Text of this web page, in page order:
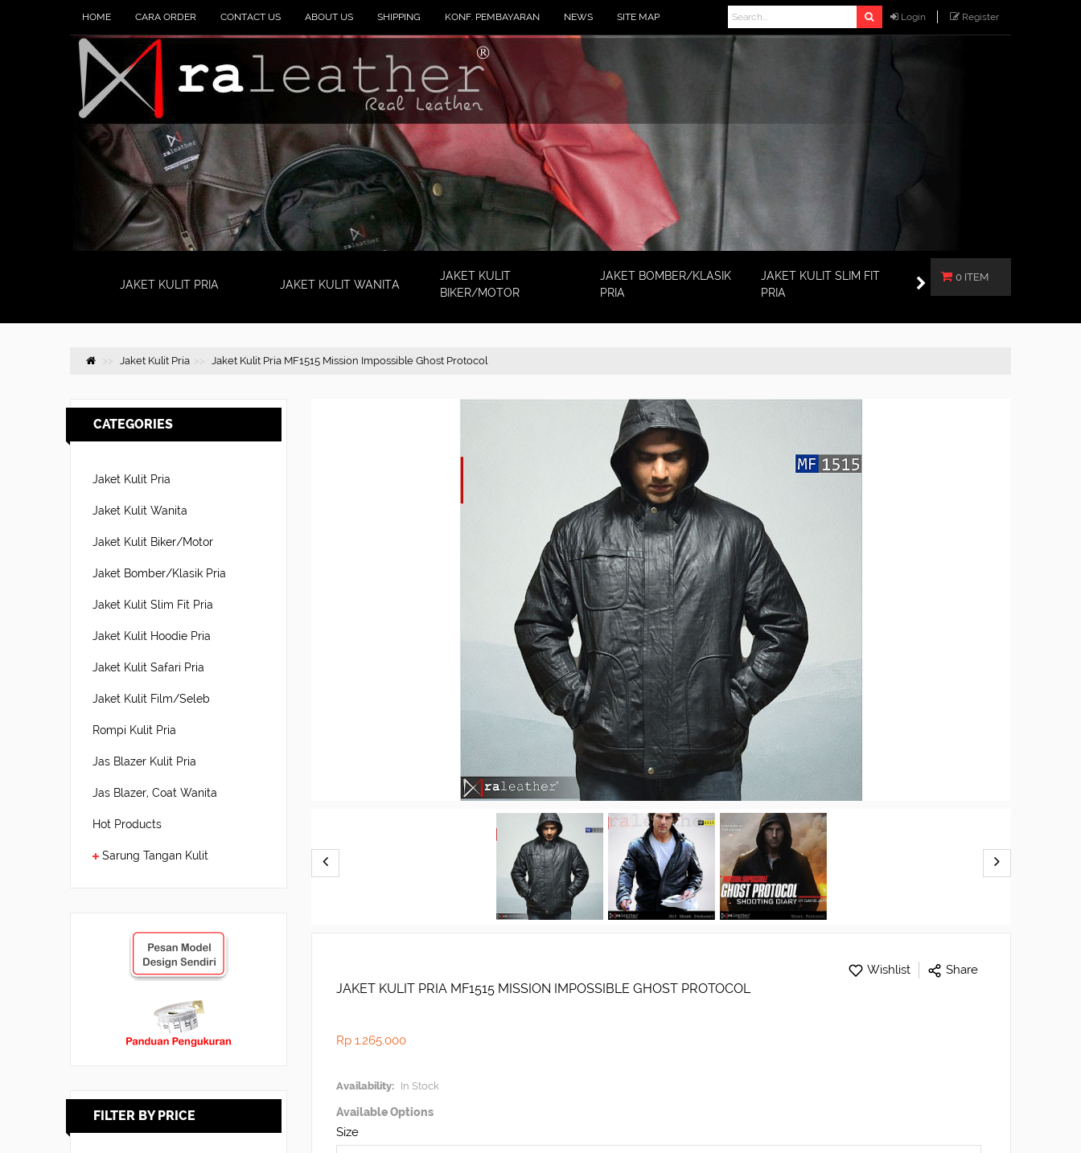
Login Register
HOME CARA ORDER CONTACT US ABOUT US SHIPPING KONF. PEMBAYARAN NEWS SITE MAP
0 ITEM
JAKET KULIT PRIA JAKET KULIT WANITA
JAKET KULIT
BIKER/MOTOR
JAKET BOMBER/KLASIK
PRIA
JAKET KULIT SLIM FIT
PRIA
Jaket Kulit Pria Jaket Kulit Pria MF1515 Mission Impossible Ghost Protocol
CATEGORIES
Jaket Kulit Pria
Jaket Kulit Wanita
Jaket Kulit Biker/Motor
Jaket Bomber/Klasik Pria
Jaket Kulit Slim Fit Pria
Jaket Kulit Hoodie Pria
Jaket Kulit Safari Pria
Jaket Kulit Film/Seleb
Rompi Kulit Pria
Jas Blazer Kulit Pria
Jas Blazer, Coat Wanita
Hot Products
Sarung Tangan Kulit
FILTER BY PRICE
Wishlist Share
JAKET KULIT PRIA MF1515 MISSION IMPOSSIBLE GHOST PROTOCOL
Rp 1.265.000
Availability: In Stock
Available Options
Size